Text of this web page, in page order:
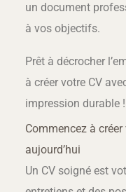
un document
à vos objectifs.
Prêt à décrocher
à créer votre CV
impression durable !
Commencez à
aujourd’hui
Un CV soigné est